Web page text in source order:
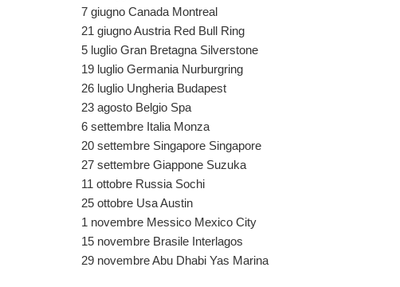
7 giugno Canada Montreal
21 giugno Austria Red Bull Ring
5 luglio Gran Bretagna Silverstone
19 luglio Germania Nurburgring
26 luglio Ungheria Budapest
23 agosto Belgio Spa
6 settembre Italia Monza
20 settembre Singapore Singapore
27 settembre Giappone Suzuka
11 ottobre Russia Sochi
25 ottobre Usa Austin
1 novembre Messico Mexico City
15 novembre Brasile Interlagos
29 novembre Abu Dhabi Yas Marina